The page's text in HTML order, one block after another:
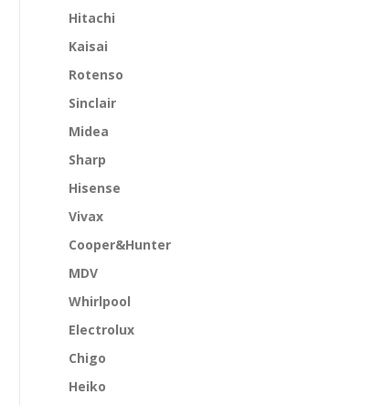
Hitachi
Kaisai
Rotenso
Sinclair
Midea
Sharp
Hisense
Vivax
Cooper&Hunter
MDV
Whirlpool
Electrolux
Chigo
Heiko